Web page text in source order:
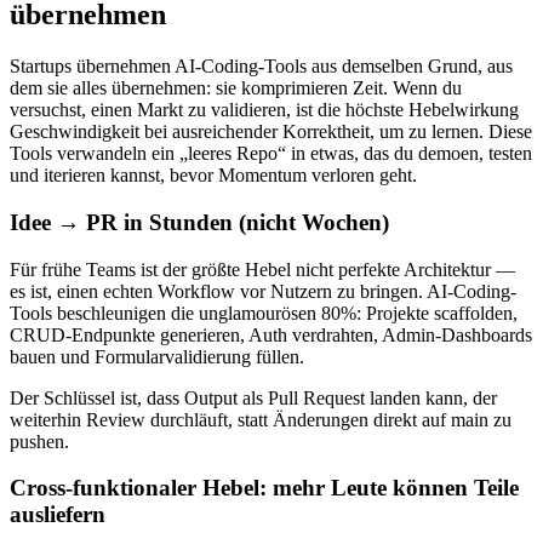
übernehmen
Startups übernehmen AI-Coding-Tools aus demselben Grund, aus
dem sie alles übernehmen: sie komprimieren Zeit. Wenn du
versuchst, einen Markt zu validieren, ist die höchste Hebelwirkung
Geschwindigkeit bei ausreichender Korrektheit, um zu lernen. Diese
Tools verwandeln ein „leeres Repo“ in etwas, das du demoen, testen
und iterieren kannst, bevor Momentum verloren geht.
Idee → PR in Stunden (nicht Wochen)
Für frühe Teams ist der größte Hebel nicht perfekte Architektur —
es ist, einen echten Workflow vor Nutzern zu bringen. AI-Coding-
Tools beschleunigen die unglamourösen 80%: Projekte scaffolden,
CRUD-Endpunkte generieren, Auth verdrahten, Admin-Dashboards
bauen und Formularvalidierung füllen.
Der Schlüssel ist, dass Output als Pull Request landen kann, der
weiterhin Review durchläuft, statt Änderungen direkt auf main zu
pushen.
Cross-funktionaler Hebel: mehr Leute können Teile
ausliefern